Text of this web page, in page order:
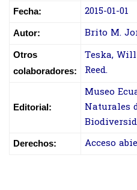
Fecha: 2015-01-01
Autor: Brito M.
Otros
colaboradores:
Teska,
Reed.
Editorial:
Museo
Naturales
Derechos: Acceso